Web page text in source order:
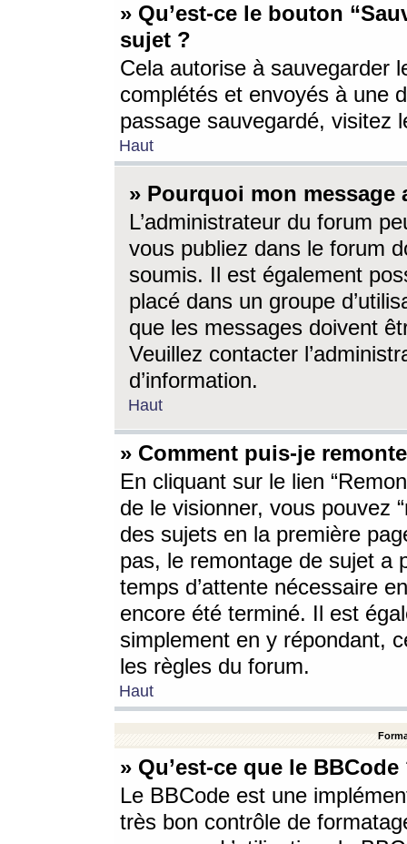
» Qu’est-ce le bouton
sujet ?
Cela autorise à sauvegarder
complétés et envoyés à une
passage sauvegardé, visitez
Haut
» Pourquoi mon message
L’administrateur du forum
vous publiez dans le forum
soumis. Il est également
placé dans un groupe
que les messages doivent
Veuillez contacter
d’information.
Haut
» Comment puis-je
En cliquant sur le lien
de le visionner, vous pouvez
des sujets en la première
pas, le remontage de sujet a
temps d’attente nécessaire
encore été terminé. Il est
simplement en y répondant,
les règles du forum.
Haut
» Qu’est-ce que le BBCode
Le BBCode est une
très bon contrôle de